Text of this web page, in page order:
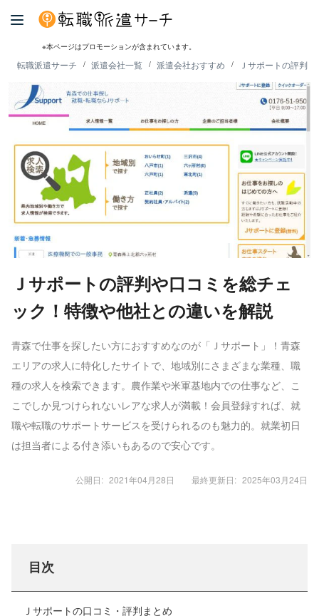
※本ページはプロモーションが含まれています。
転職派遣サーチ 派遣会社一覧 派遣会社おすすめ Ｊサポートの評判
Ｊサポートの評判や口コミを総チェ
ック！特徴や他社との違いを解説
青森で仕事を探したい方におすすめなのが「Ｊサポート」！青森
エリアの求人に特化したサイトで、地域別にさまざまな業種、職
種の求人を検索できます。農作業や米軍基地内での仕事など、こ
こでしか見つけられないレアな求人が満載！会員登録すれば、就
職や転職のサポートサービスを受けられるのも魅力的。就業初日
は担当者による付き添いもあるので安心です。
公開日: 2021年04月28日 最終更新日: 2025年03月24日
目次
Ｊサポートの口コミ・評判まとめ